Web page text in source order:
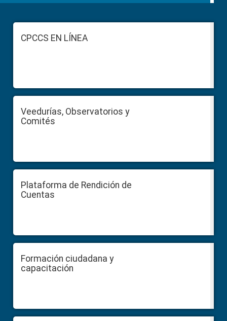
FooterCPCCS EN LÍNEA
Veedurías, Observatorios y
Comités
Plataforma de Rendición de
Cuentas
Formación ciudadana y
capacitación